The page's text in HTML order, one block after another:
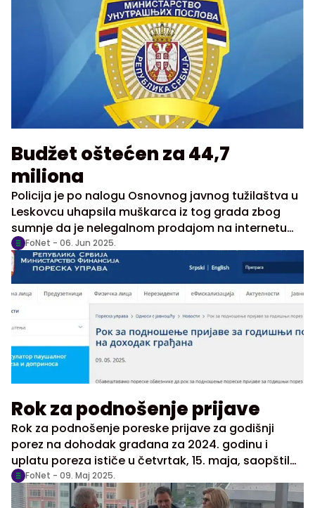
Budžet oštećen za 44,7
miliona
Policija je po nalogu Osnovnog javnog tužilaštva u
Leskovcu uhapsila muškarca iz tog grada zbog
sumnje da je nelegalnom prodajom na internetu
oštetio državni budžet za više od 44,7 miliona
dinara, saopštila je danas Poreska uprava (PU).
FoNet - 06. Jun 2025.
Rok za podnošenje prijave
Rok za podnošenje poreske prijave za godišnji
porez na dohodak građana za 2024. godinu i
uplatu poreza ističe u četvrtak, 15. maja, saopštila
je danas Poreska uprava.
FoNet - 09. Maj 2025.